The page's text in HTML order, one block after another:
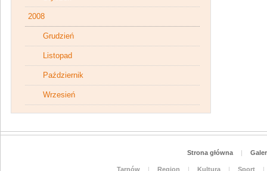
2008
Grudzień
Listopad
Październik
Wrzesień
Strona główna |
Tarnów | Region | Kultura | Sport
|